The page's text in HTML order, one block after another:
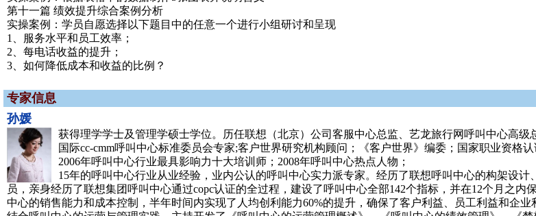
第十一篇 绩效提升综合案例分析
实操案例：学员自愿选择以下题目中的任意一个进行小组研讨和呈现
1、服务水平和员工效率；
2、每电话收益的提升；
3、如何降低成本和收益的比例？
专家信息
孙媛
获得理学学士及管理学硕士学位。历任联想（北京）公司客服中心总监、艺龙旅行网呼叫中心高级
国际cc-cmm呼叫中心标准委员会专家;客户世界研究机构顾问；《客户世界》编委；国家职业资格
2006年呼叫中心行业最具影响力十大培训师；2008年呼叫中心热点人物；
15年的呼叫中心行业从业经验，业内公认的呼叫中心实力派专家。经历了联想呼叫中心的构架设
员，亲身经历了联想集团呼叫中心通过copc认证的全过程，建设了呼叫中心全部142个指标，并在12个月之内
中心的销售能力和成本控制，半年时间内实现了人均创利能力60%的提升，确保了客户利益、员工利益和企业